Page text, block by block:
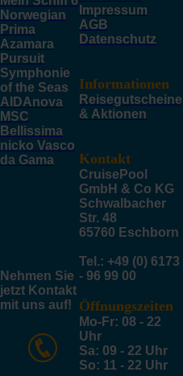
Norwegian
Prima
Azamara
Pursuit
Symphonie
of the Seas
AIDAnova
MSC
Bellissima
nicko Vasco
da Gama
Nehmen Sie
jetzt Kontakt
mit uns auf!
Impressum
AGB
Datenschutz
Informationen
Reisegutscheine
& Aktionen
Kontakt
CruisePool
GmbH & Co KG
Schwalbacher
Str. 48
65760 Eschborn
Tel.: +49 (0) 6173
- 96 99 00
Öffnungszeiten
Mo-Fr: 08 - 22
Uhr
Sa: 09 - 22 Uhr
So: 11 - 22 Uhr